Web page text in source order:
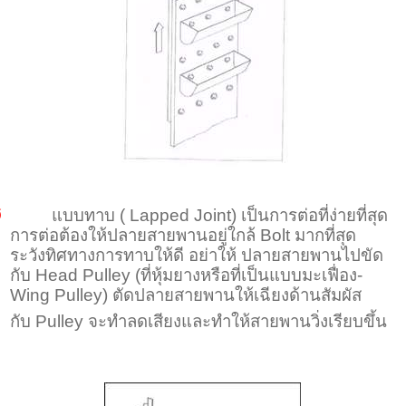
แบบทาบ ( Lapped Joint) เป็นการต่อที่ง่ายที่สุด
การต่อต้องให้ปลายสายพานอยู่ใกล้ Bolt มากที่สุด
ระวังทิศทางการทาบให้ดี อย่าให้ ปลายสายพานไปขัด
กับ Head Pulley (ที่หุ้มยางหรือที่เป็นแบบมะเฟื่อง-
Wing Pulley) ตัดปลายสายพานให้เฉียงด้านสัมผัส
กับ Pulley จะทำลดเสียงและทำให้สายพานวิ่งเรียบขึ้น